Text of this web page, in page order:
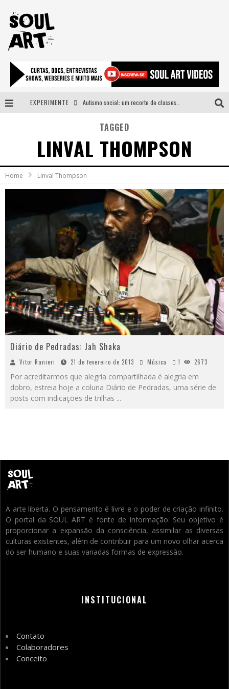
EXPERIMENTE
A subida da rampa é diferente!
Faça o bem! Mas, sem olhar a quem!?
Novo single de Arnaldo Tifu, “De Testa” explora brasilidade em sons, cores e símbolos
TAGGED
LINVAL THOMPSON
Home Linval Thompson
Diário de Pedradas: Jah Shaka
Vitor Ranieri 21 de fevereiro de 2013 Música 1 2673
Por acreditarmos que alegria compartilhada é alegria em
dobro, estreia hoje a coluna Diário de Pedradas, uma série de
posts com indicações de trilhas ...
A arte liberta. O pensamento é livre e o poder de criação infinito.
O portal da SOUL ART é fonte de informação. Seu objetivo é
proporcionar a expansão da consciência, assimilar as diversas
culturas existentes, além de contribuir para um novo olhar acerca
do ser humano e suas variadas formas de expressão.
INSTITUCIONAL
Contato
Colaboradores
Conceito